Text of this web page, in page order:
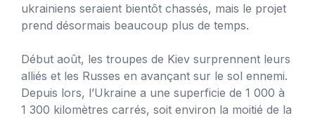
ukrainiens seraient bientôt chassés, mais le projet
prend désormais beaucoup plus de temps.
Début août, les troupes de Kiev surprennent leurs
alliés et les Russes en avançant sur le sol ennemi.
Depuis lors, l’Ukraine a une superficie de 1 000 à
1 300 kilomètres carrés, soit environ la moitié de la